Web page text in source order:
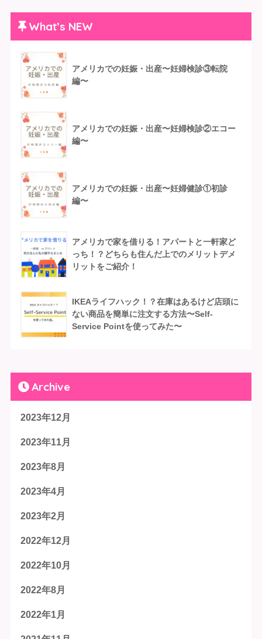
What’s NEW
アメリカでの妊娠・出産〜妊婦検診③転院
編〜
アメリカでの妊娠・出産〜妊婦検診②エコー
編〜
アメリカでの妊娠・出産〜妊婦健診①初診
編〜
アメリカで家を借りる！アパートと一軒家ど
っち！？どちらも住んだ上でのメリットデメ
リットをご紹介！
IKEAライフハック！？在庫はあるけど店頭に
ない商品を簡単に注文する方法〜Self-
Service Pointを使ってみた〜
Archive
2023年12月
2023年11月
2023年8月
2023年4月
2023年2月
2022年12月
2022年10月
2022年8月
2022年1月